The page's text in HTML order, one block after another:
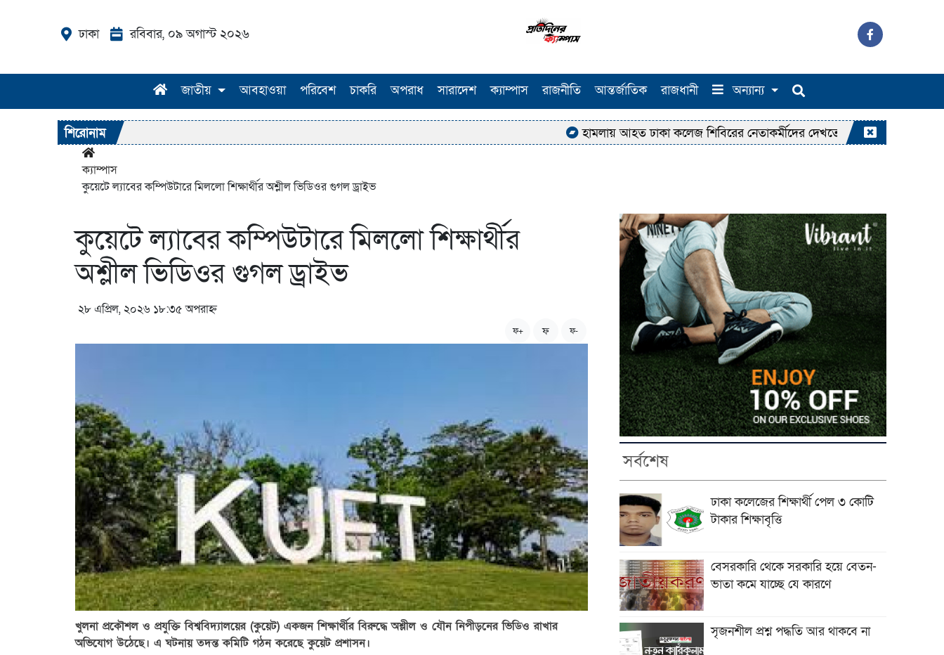
ঢাকা রবিবার, ০৯ অগাস্ট ২০২৬
জাতীয় আবহাওয়া পরিবেশ চাকরি অপরাধ সারাদেশ ক্যাম্পাস রাজনীতি আন্তর্জাতিক রাজধানী অন্যান্য
শিরোনাম হামলায় আহত ঢাকা কলেজ শিবিরের নেতাকর্মীদের দেখতে হাসপাতালে জামায়াত আমির
ক্যাম্পাস
কুয়েটে ল্যাবের কম্পিউটারে মিললো শিক্ষার্থীর অশ্লীল ভিডিওর গুগল ড্রাইভ
কুয়েটে ল্যাবের কম্পিউটারে মিললো শিক্ষার্থীর
অশ্লীল ভিডিওর গুগল ড্রাইভ
২৮ এপ্রিল, ২০২৬ ১৮:৩৫ অপরাহ্ন
ফ+ ফ ফ-
খুলনা প্রকৌশল ও প্রযুক্তি বিশ্ববিদ্যালয়ের (কুয়েট) একজন শিক্ষার্থীর বিরুদ্ধে অশ্লীল ও যৌন নিপীড়নের ভিডিও রাখার
অভিযোগ উঠেছে। এ ঘটনায় তদন্ত কমিটি গঠন করেছে কুয়েট প্রশাসন।
সর্বশেষ
ঢাকা কলেজের শিক্ষার্থী পেল ৩ কোটি
টাকার শিক্ষাবৃত্তি
বেসরকারি থেকে সরকারি হয়ে বেতন-
ভাতা কমে যাচ্ছে যে কারণে
সৃজনশীল প্রশ্ন পদ্ধতি আর থাকবে না